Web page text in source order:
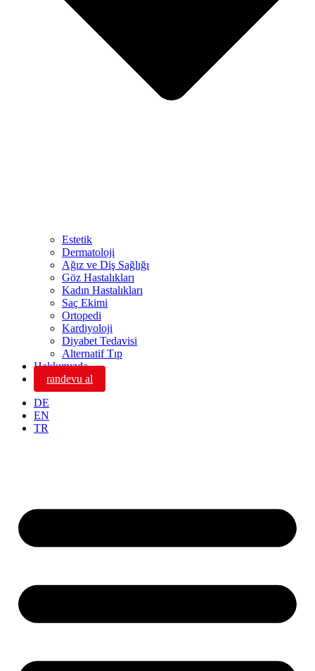
Estetik
Dermatoloji
Ağız ve Diş Sağlığı
Göz Hastalıkları
Kadın Hastalıkları
Saç Ekimi
Ortopedi
Kardiyoloji
Diyabet Tedavisi
Alternatif Tıp
Hakkımızda
randevu al
DE
EN
TR